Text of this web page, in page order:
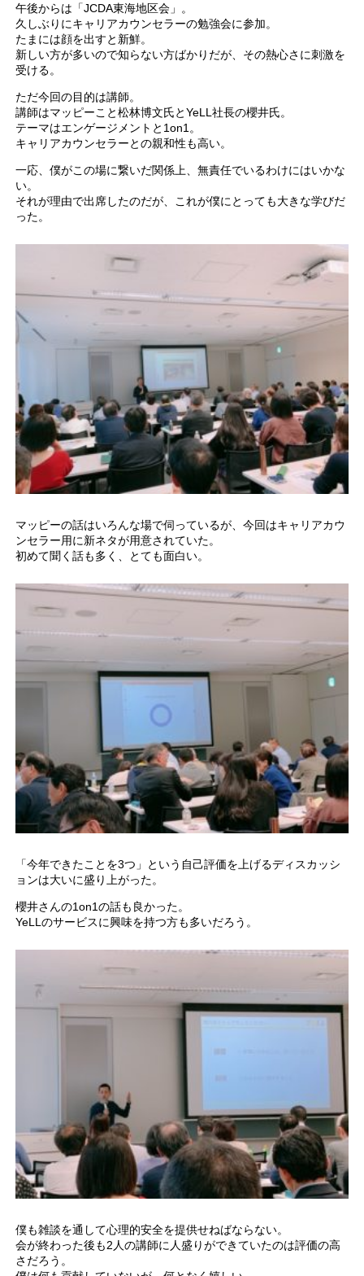
午後からは「JCDA東海地区会」。
久しぶりにキャリアカウンセラーの勉強会に参加。
たまには顔を出すと新鮮。
新しい方が多いので知らない方ばかりだが、その熱心さに刺激を
受ける。
ただ今回の目的は講師。
講師はマッピーこと松林博文氏とYeLL社長の櫻井氏。
テーマはエンゲージメントと1on1。
キャリアカウンセラーとの親和性も高い。
一応、僕がこの場に繋いだ関係上、無責任でいるわけにはいかな
い。
それが理由で出席したのだが、これが僕にとっても大きな学びだ
った。
マッピーの話はいろんな場で伺っているが、今回はキャリアカウ
ンセラー用に新ネタが用意されていた。
初めて聞く話も多く、とても面白い。
「今年できたことを3つ」という自己評価を上げるディスカッシ
ョンは大いに盛り上がった。
櫻井さんの1on1の話も良かった。
YeLLのサービスに興味を持つ方も多いだろう。
僕も雑談を通して心理的安全を提供せねばならない。
会が終わった後も2人の講師に人盛りができていたのは評価の高
さだろう。